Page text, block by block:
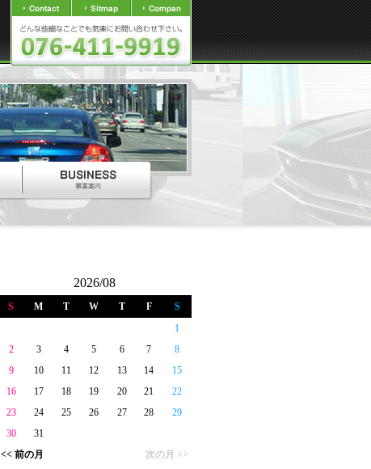
2026/08
S M T W T F S
<< 前の月 次の月 >>
1
2
3 4 5 6 7
8
9
10 11 12 13 14
15
16
17 18 19 20 21
22
23
24 25 26 27 28
29
30
31